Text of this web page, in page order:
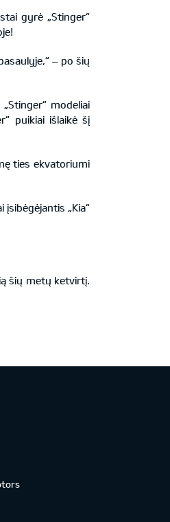
gyrė „Stinger“
– po šių
modeliai
puikiai išlaikė šį
ties ekvatoriumi
„Kia“
šių metų ketvirtį.